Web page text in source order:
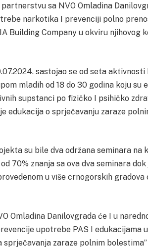
sa NVO Omladina
narkotika I prevenciji polno
Building Company u okviru njihovog
sastojao se od seta aktivnosti
mladih od 18 do 30 godina koju su
supstanci po fizičko I psihičko
edukacija o sprječavanju zaraze
su bile dva održana seminara na
70% znanja sa ova dva seminara dok
u više crnogorskih gradova
Omladina Danilovgrada će I u
upotrebe PAS I edukacijama
zaraze polnim bolestima’’